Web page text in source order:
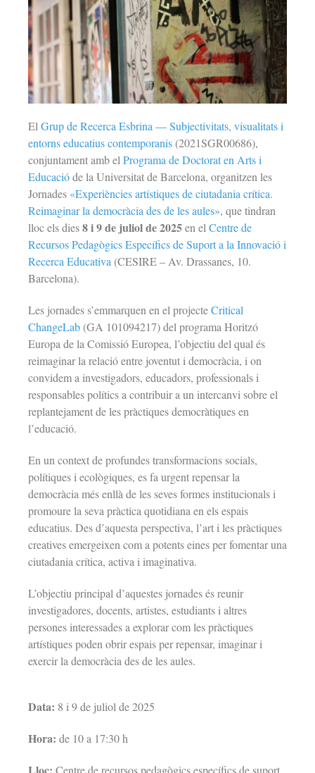
El Grup de Recerca Esbrina — Subjectivitats, visualitats i
entorns educatius contemporanis (2021SGR00686),
conjuntament amb el Programa de Doctorat en Arts i
Educacióde la Universitat de Barcelona, organitzen les
Jornades «Experiències artístiques de ciutadania crítica.
Reimaginar la democràcia des de les aules», que tindran
lloc els dies8 i 9 de juliol de 2025en el Centre de
Recursos Pedagògics Específics de Suport a la Innovació i
Recerca Educativa (CESIRE – Av. Drassanes, 10.
Barcelona).
Les jornades s’emmarquen en el projecteCritical
ChangeLab (GA 101094217) del programa Horitzó
Europa de la Comissió Europea, l’objectiu del qual és
reimaginar la relació entre joventut i democràcia, i on
convidem a investigadors, educadors, professionals i
responsables polítics a contribuir a un intercanvi sobre el
replantejament de les pràctiques democràtiques en
l’educació.
En un context de profundes transformacions socials,
polítiques i ecològiques, es fa urgent repensar la
democràcia més enllà de les seves formes institucionals i
promoure la seva pràctica quotidiana en els espais
educatius. Des d’aquesta perspectiva, l’art i les pràctiques
creatives emergeixen com a potents eines per fomentar una
ciutadania crítica, activa i imaginativa.
L’objectiu principal d’aquestes jornades és reunir
investigadores, docents, artistes, estudiants i altres
persones interessades a explorar com les pràctiques
artístiques poden obrir espais per repensar, imaginar i
exercir la democràcia des de les aules.
Data: 8 i 9 de juliol de 2025
Hora: de 10 a 17:30 h
Lloc: Centre de recursos pedagògics específics de suport